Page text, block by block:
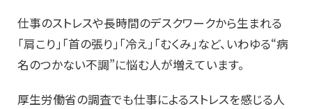
仕事のストレスや長時間のデスクワークから生まれる
「肩こり」「首の張り」「冷え」「むくみ」など、いわゆる“病
名のつかない不調”に悩む人が増えています。
厚生労働省の調査でも仕事によるストレスを感じる人